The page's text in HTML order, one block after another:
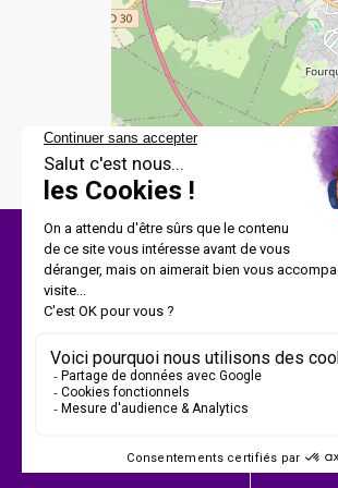
Apilogis est une entreprise
sociale à la propriété,
Sa volonté : offrir à toutes les
de logements de qualité, à des